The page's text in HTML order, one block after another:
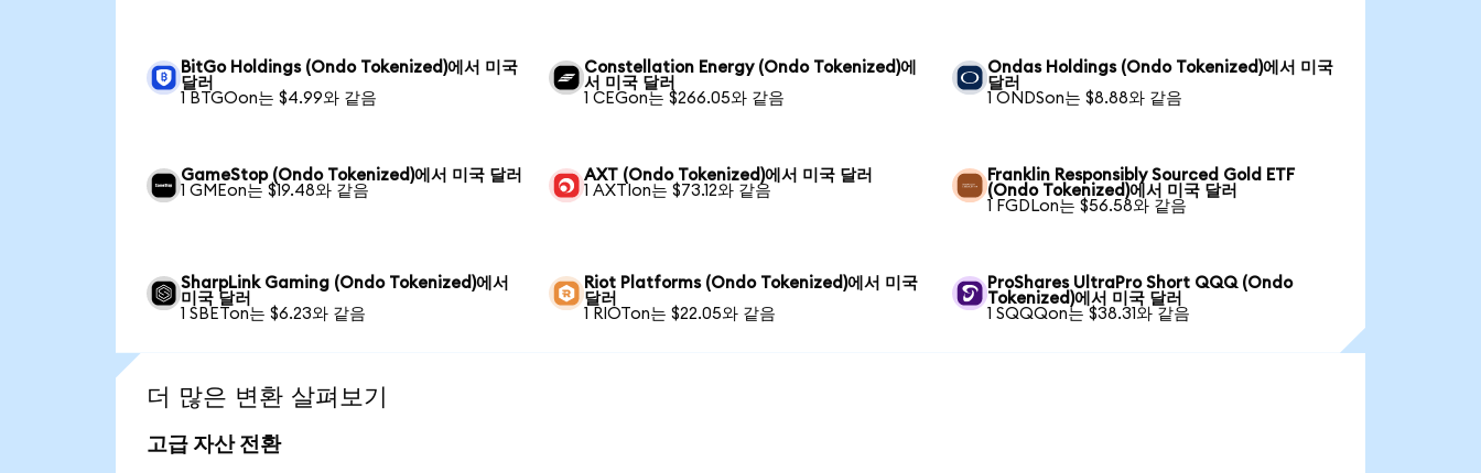
BitGo Holdings (Ondo Tokenized)에서 미국
달러
1 BTGOon는 $4.99와 같음
Constellation Energy (Ondo Tokenized)에
서 미국 달러
1 CEGon는 $266.05와 같음
Ondas Holdings (Ondo Tokenized)에서 미국
달러
1 ONDSon는 $8.88와 같음
GameStop (Ondo Tokenized)에서 미국 달러
1 GMEon는 $19.48와 같음
AXT (Ondo Tokenized)에서 미국 달러
1 AXTIon는 $73.12와 같음
Franklin Responsibly Sourced Gold ETF
(Ondo Tokenized)에서 미국 달러
1 FGDLon는 $56.58와 같음
SharpLink Gaming (Ondo Tokenized)에서
미국 달러
1 SBETon는 $6.23와 같음
Riot Platforms (Ondo Tokenized)에서 미국
달러
1 RIOTon는 $22.05와 같음
ProShares UltraPro Short QQQ (Ondo
Tokenized)에서 미국 달러
1 SQQQon는 $38.31와 같음
더 많은 변환 살펴보기
고급 자산 전환